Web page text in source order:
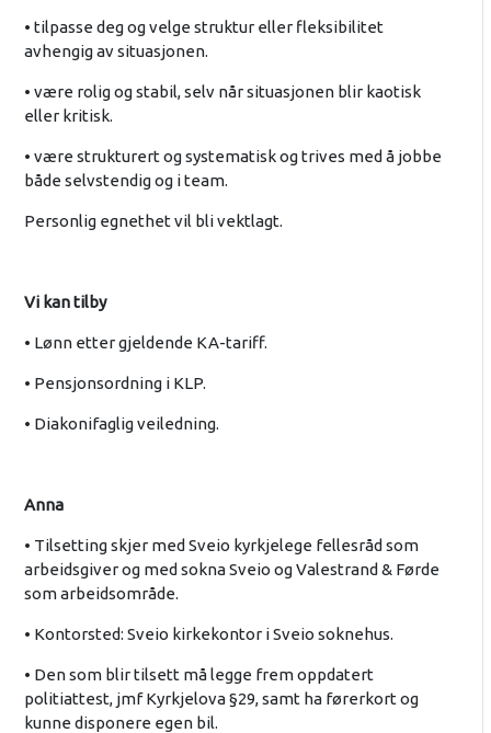
• tilpasse deg og velge struktur eller fleksibilitet
avhengig av situasjonen.
• være rolig og stabil, selv når situasjonen blir kaotisk
eller kritisk.
• være strukturert og systematisk og trives med å jobbe
både selvstendig og i team.
Personlig egnethet vil bli vektlagt.
Vi kan tilby
• Lønn etter gjeldende KA-tariff.
• Pensjonsordning i KLP.
• Diakonifaglig veiledning.
Anna
• Tilsetting skjer med Sveio kyrkjelege fellesråd som
arbeidsgiver og med sokna Sveio og Valestrand & Førde
som arbeidsområde.
• Kontorsted: Sveio kirkekontor i Sveio soknehus.
• Den som blir tilsett må legge frem oppdatert
politiattest, jmf Kyrkjelova §29, samt ha førerkort og
kunne disponere egen bil.